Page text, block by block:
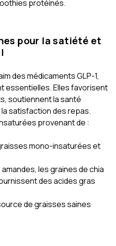
protéinés.
pour la satiété et
des médicaments GLP-1,
essentielles. Elles favorisent
soutiennent la santé
satisfaction des repas.
provenant de :
mono-insaturées et
amandes, les graines de chia
des acides gras
de graisses saines